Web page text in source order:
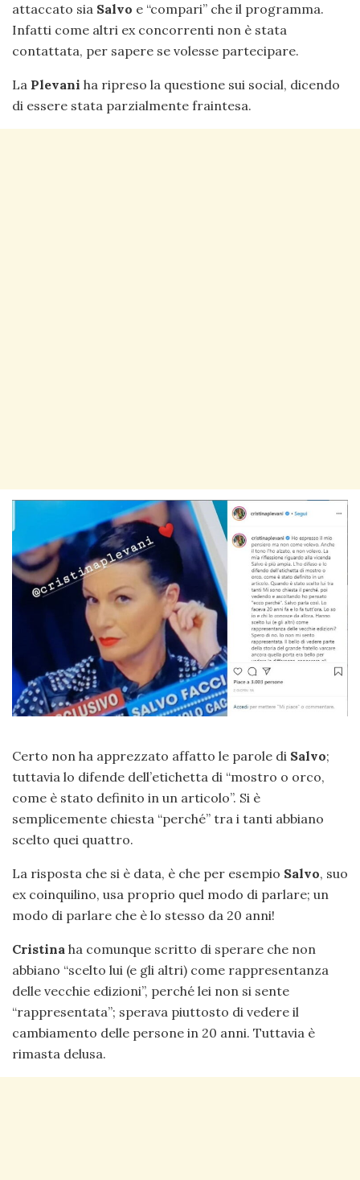
attaccato sia Salvo e “compari” che il programma.
Infatti come altri ex concorrenti non è stata
contattata, per sapere se volesse partecipare.
La Plevani ha ripreso la questione sui social, dicendo
di essere stata parzialmente fraintesa.
Certo non ha apprezzato affatto le parole di Salvo;
tuttavia lo difende dell’etichetta di “mostro o orco,
come è stato definito in un articolo”. Si è
semplicemente chiesta “perché” tra i tanti abbiano
scelto quei quattro.
La risposta che si è data, è che per esempio Salvo, suo
ex coinquilino, usa proprio quel modo di parlare; un
modo di parlare che è lo stesso da 20 anni!
Cristina ha comunque scritto di sperare che non
abbiano “scelto lui (e gli altri) come rappresentanza
delle vecchie edizioni”, perché lei non si sente
“rappresentata”; sperava piuttosto di vedere il
cambiamento delle persone in 20 anni. Tuttavia è
rimasta delusa.